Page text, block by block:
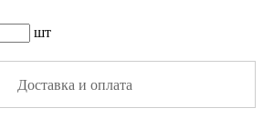
шт
Доставка и оплата